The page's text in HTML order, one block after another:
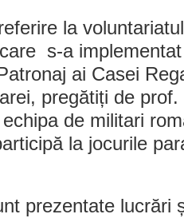
la
s-a
ai Casei
pregătiți de
de militari
la jocurile
prezentate lucrări